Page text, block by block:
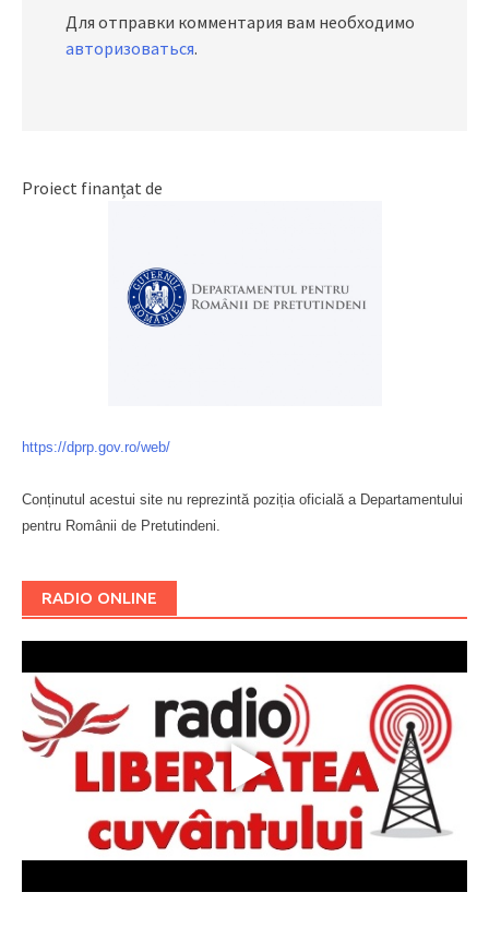
Для отправки комментария вам необходимо
авторизоваться.
Proiect finanțat de
https://dprp.gov.ro/web/
Conținutul acestui site nu reprezintă poziția oficială a Departamentului
pentru Românii de Pretutindeni.
RADIO ONLINE